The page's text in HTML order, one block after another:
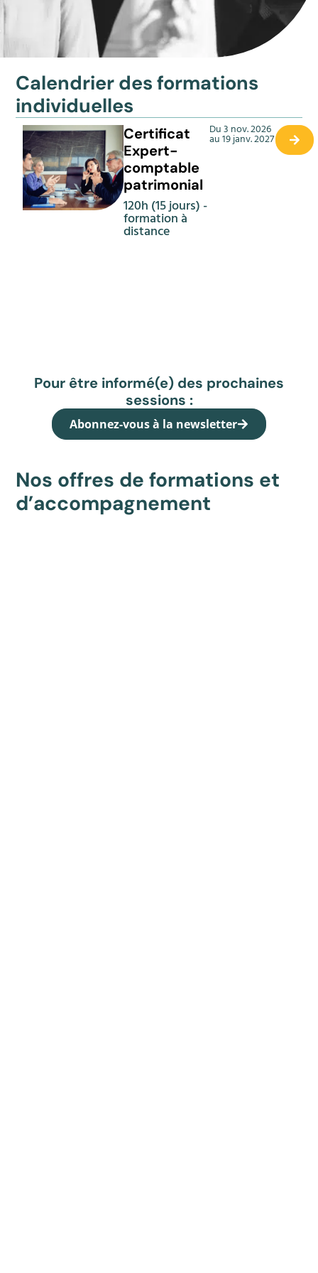
Calendrier des formations
individuelles
Certificat
Expert-
comptable
patrimonial
120h (15 jours) -
formation à
distance
Du 3 nov. 2026
au 19 janv. 2027
Pour être informé(e) des prochaines
sessions :
Abonnez-vous à la newsletter
Nos offres de formations et
d’accompagnement